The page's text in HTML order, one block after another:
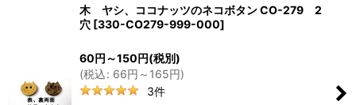
木 ヤシ、ココナッツのネコボタン CO-279 2
穴 [330-CO279-999-000]
60円 ～150円(税別)
(税込: 66円 ～165円)
3件